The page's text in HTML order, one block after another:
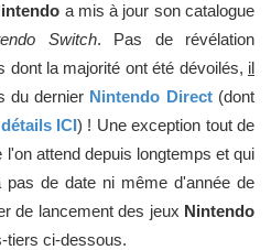
a mis à jour son catalogue
Switch. Pas de révélation
dont la majorité ont été dévoilés, il
du dernier Nintendo Direct (dont
ICI) ! Une exception tout de
attend depuis longtemps et qui
de date ni même d'année de
de lancement des jeux Nintendo
tiers ci-dessous.